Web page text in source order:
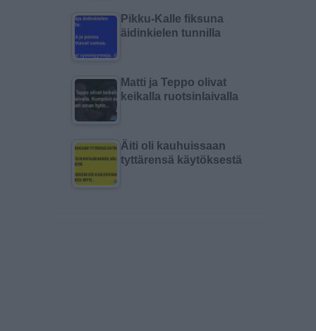
Pikku-Kalle fiksuna
äidinkielen tunnilla
Matti ja Teppo olivat
keikalla ruotsinlaivalla
Äiti oli kauhuissaan
tyttärensä käytöksestä